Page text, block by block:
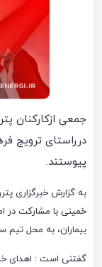
جمعی ازکارکنان
درراستای ترویج
پیوستند.
به گزارش خبرگزاری
خمینی با مشارکت در
بیماران، به محل تیم
گفتنی است : اهدای